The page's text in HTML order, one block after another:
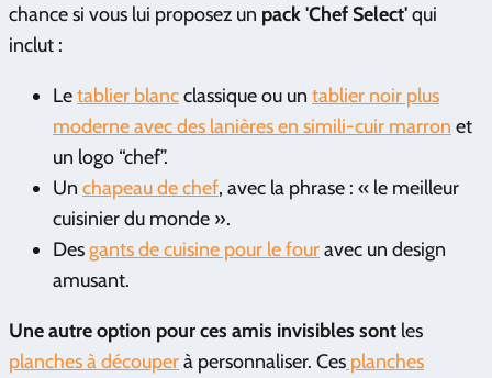
chance si vous lui proposez un pack 'Chef Select'qui
inclut :
Letablier blancclassique ou un tablier noir plus
moderne avec des lanières en simili-cuir marron et
un logo “chef”.
Un chapeau de chef, avec la phrase : « le meilleur
cuisinier du monde ».
Desgants de cuisine pour le fouravec un design
amusant.
Une autre option pour ces amis invisibles sont les
planches à découperà personnaliser. Ces planches